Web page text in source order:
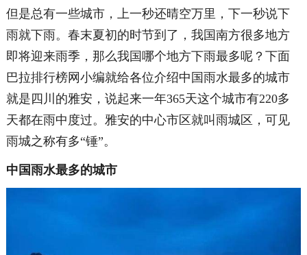
但是总有一些城市，上一秒还晴空万里，下一秒说下
雨就下雨。春末夏初的时节到了，我国南方很多地方
即将迎来雨季，那么我国哪个地方下雨最多呢？下面
巴拉排行榜网小编就给各位介绍中国雨水最多的城市
就是四川的雅安，说起来一年365天这个城市有220多
天都在雨中度过。雅安的中心市区就叫雨城区，可见
雨城之称有多“锤”。
中国雨水最多的城市